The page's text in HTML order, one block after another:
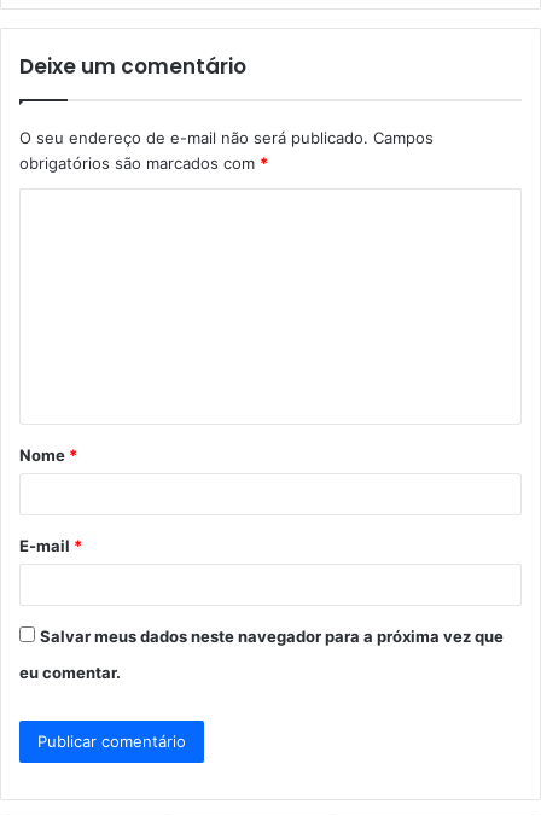
Deixe um comentário
O seu endereço de e-mail não será publicado. Campos
obrigatórios são marcados com *
á
r
*
Nome *
E-mail *
Salvar meus dados neste navegador para a próxima vez que
eu comentar.